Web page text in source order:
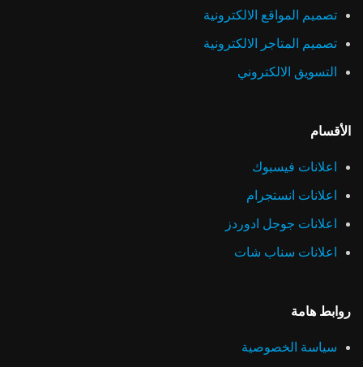
تصميم المواقع الالكترونية
تصميم المتاجر الالكترونية
التسويق الالكتروني
الأقسام
اعلانات فيسبوك
اعلانات انستجرام
اعلانات جوجل ادوردز
اعلانات سناب شات
روابط هامة
سياسة الخصوصية